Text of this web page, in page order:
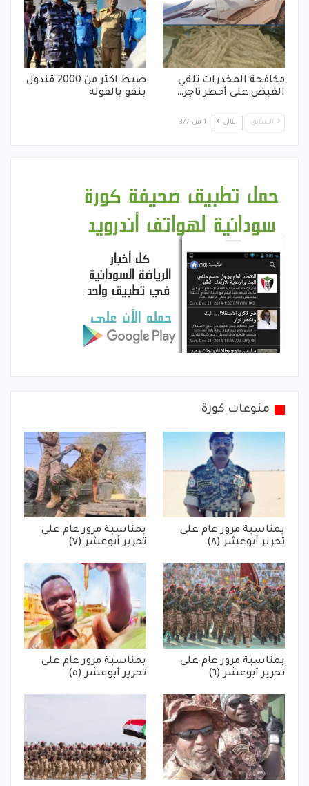
مكافحة المخدرات تلقي
القبض على أخطر تاجر…
ضبط اكثر من 2000 قندول
بنقو بالفولة
السابق التالي 1 من 377
منوعات كورة
بمناسبة مرور عام على
تحرير أبوعشر (٨)
بمناسبة مرور عام على
تحرير أبوعشر (٧)
بمناسبة مرور عام على
تحرير أبوعشر (٦)
بمناسبة مرور عام على
تحرير أبوعشر (٥)